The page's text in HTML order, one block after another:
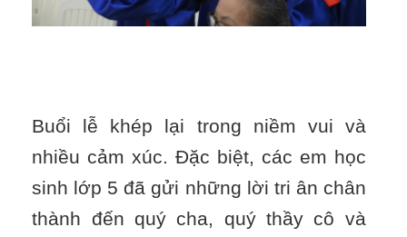
Buổi lễ khép lại trong niềm vui và
nhiều cảm xúc. Đặc biệt, các em học
sinh lớp 5 đã gửi những lời tri ân chân
thành đến quý cha, quý thầy cô và